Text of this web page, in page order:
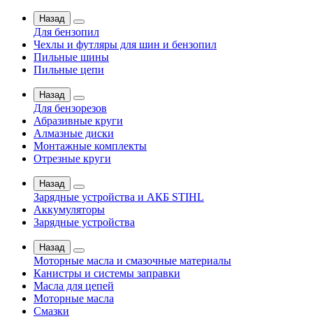
Назад
Для бензопил
Чехлы и футляры для шин и бензопил
Пильные шины
Пильные цепи
Назад
Для бензорезов
Абразивные круги
Алмазные диски
Монтажные комплекты
Отрезные круги
Назад
Зарядные устройства и АКБ STIHL
Аккумуляторы
Зарядные устройства
Назад
Моторные масла и смазочные материалы
Канистры и системы заправки
Масла для цепей
Моторные масла
Смазки